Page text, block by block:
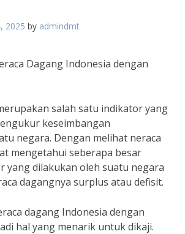
2025 by admindmt
Dagang Indonesia dengan
salah satu indikator yang
keseimbangan
negara. Dengan melihat neraca
mengetahui seberapa besar
yang dilakukan oleh suatu negara
dagangnya surplus atau defisit.
dagang Indonesia dengan
hal yang menarik untuk dikaji.